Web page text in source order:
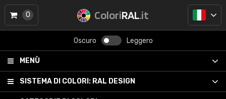
ColoriRAL.it
Oscuro Leggero
MENÙ
SISTEMA DI COLORI: RAL DESIGN
0